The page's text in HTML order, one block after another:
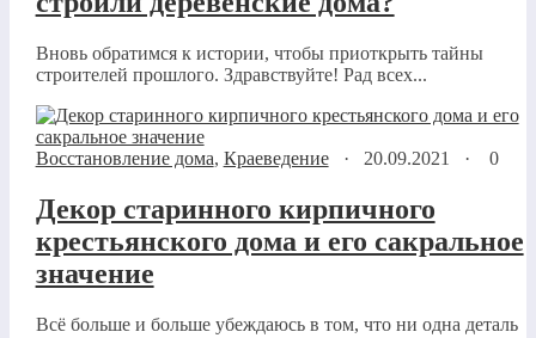
Вновь обратимся к истории, чтобы приоткрыть тайны
строителей прошлого. Здравствуйте! Рад всех...
Восстановление дома, Краеведение· 20.09.2021 · 0
Декор старинного кирпичного
крестьянского дома и его сакральное
значение
Всё больше и больше убеждаюсь в том, что ни одна деталь